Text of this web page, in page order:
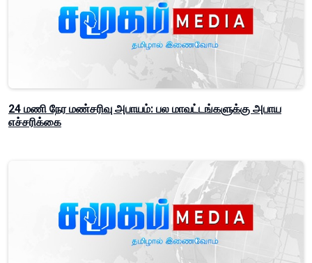
24 மணி நேர மண்சரிவு அபாயம்: பல மாவட்டங்களுக்கு அபாய
எச்சரிக்கை